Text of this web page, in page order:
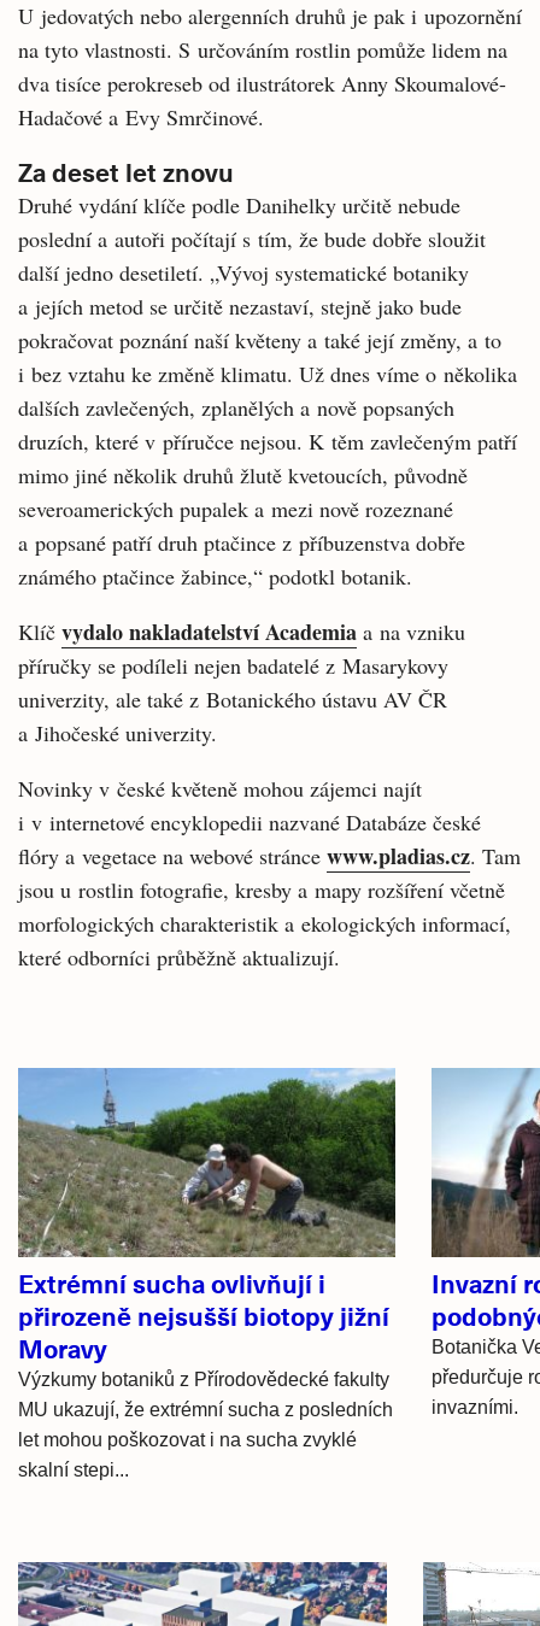
U jedovatých nebo alergenních druhů je pak i upozornění
na tyto vlastnosti. S určováním rostlin pomůže lidem na
dva tisíce perokreseb od ilustrátorek Anny Skoumalové-
Hadačové a Evy Smrčinové.
Za deset let znovu
Druhé vydání klíče podle Danihelky určitě nebude
poslední a autoři počítají s tím, že bude dobře sloužit
další jedno desetiletí. „Vývoj systematické botaniky
a jejích metod se určitě nezastaví, stejně jako bude
pokračovat poznání naší květeny a také její změny, a to
i bez vztahu ke změně klimatu. Už dnes víme o několika
dalších zavlečených, zplanělých a nově popsaných
druzích, které v příručce nejsou. K těm zavlečeným patří
mimo jiné několik druhů žlutě kvetoucích, původně
severoamerických pupalek a mezi nově rozeznané
a popsané patří druh ptačince z příbuzenstva dobře
známého ptačince žabince,“ podotkl botanik.
Klíč vydalo nakladatelství Academia a na vzniku
příručky se podíleli nejen badatelé z Masarykovy
univerzity, ale také z Botanického ústavu AV ČR
a Jihočeské univerzity.
Novinky v české květeně mohou zájemci najít
i v internetové encyklopedii nazvané Databáze české
flóry a vegetace na webové stránce www.pladias.cz. Tam
jsou u rostlin fotografie, kresby a mapy rozšíření včetně
morfologických charakteristik a ekologických informací,
které odborníci průběžně aktualizují.
Související
články
Extrémní sucha ovlivňují i
přirozeně nejsušší biotopy jižní
Moravy
Výzkumy botaniků z Přírodovědecké fakulty
MU ukazují, že extrémní sucha z posledních
let mohou poškozovat i na sucha zvyklé
skalní stepi...
Invazní
Botanička
předurčuje
invazními.
Hlavní
novinky